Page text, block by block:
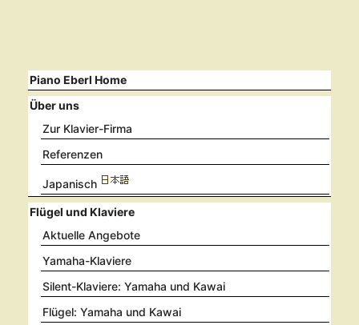
Piano Eberl Home
Über uns
Zur Klavier-Firma
Referenzen
Japanisch
Flügel und Klaviere
Aktuelle Angebote
Yamaha-Klaviere
Silent-Klaviere: Yamaha und Kawai
Flügel: Yamaha und Kawai